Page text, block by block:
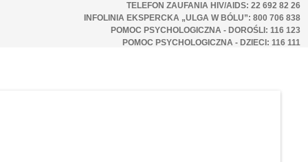
TELEFON ZAUFANIA HIV/AIDS: 22 692 82 26
INFOLINIA EKSPERCKA „ULGA W BÓLU”: 800 706 838
POMOC PSYCHOLOGICZNA - DOROŚLI: 116 123
POMOC PSYCHOLOGICZNA - DZIECI: 116 111